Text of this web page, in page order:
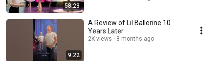
58:23
9:22
A Review of Lil Ballerine 10
Years Later
2K views 8 months ago